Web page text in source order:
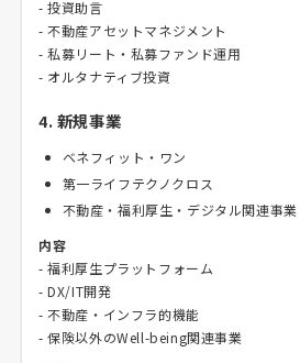
- 投資助言
- 不動産アセットマネジメント
- 私募リート・私募ファンド運用
- オルタナティブ投資
4. 新規事業
ベネフィット・ワン
第一ライフテクノクロス
不動産・福利厚生・デジタル関連事業
内容
- 福利厚生プラットフォーム
- DX/IT開発
- 不動産・インフラ的機能
- 保険以外のWell-being関連事業